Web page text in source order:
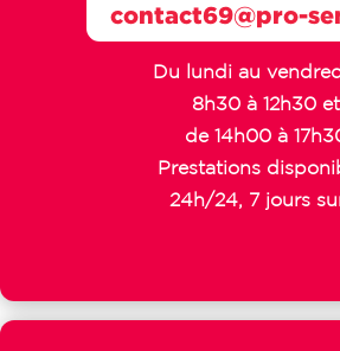
Du lundi au
8h30 à 12h30 et
de 14h00 à
Prestations
24h/24, 7 jours
contact69@pro-